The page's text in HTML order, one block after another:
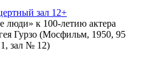
зал 12+
люди» к 100-летию актера
Гурзо (Мосфильм, 1950, 95
зал № 12)